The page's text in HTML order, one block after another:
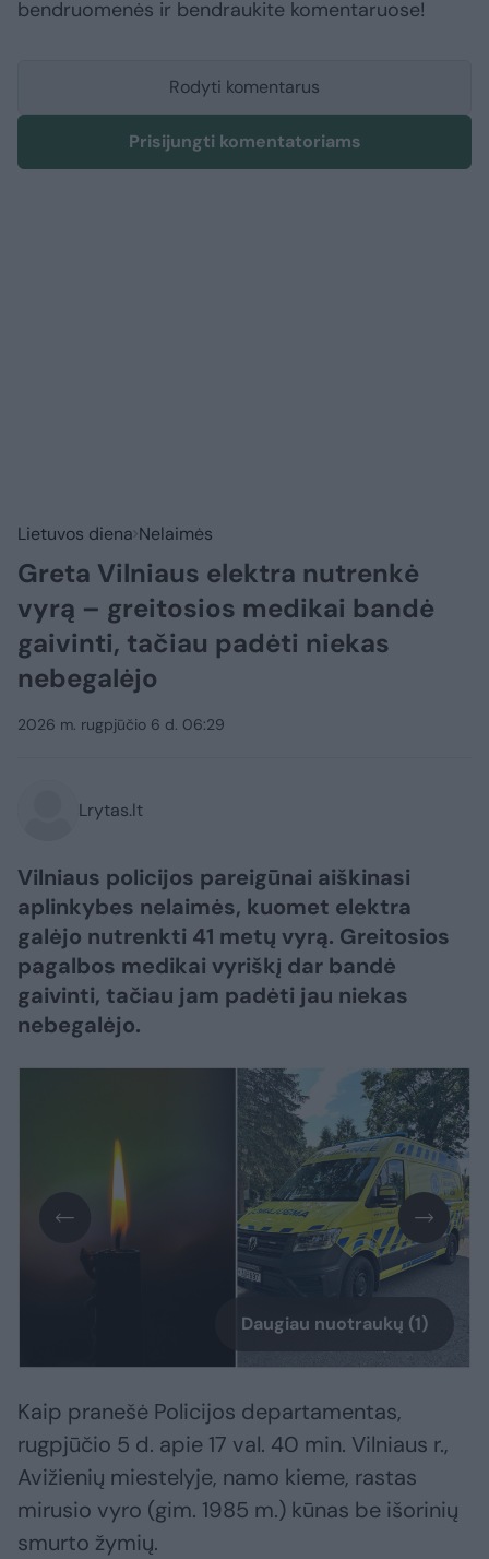
bendruomenės ir bendraukite komentaruose!
Rodyti komentarus
Prisijungti komentatoriams
Lietuvos diena Nelaimės
Greta Vilniaus elektra nutrenkė
vyrą – greitosios medikai bandė
gaivinti, tačiau padėti niekas
nebegalėjo
2026 m. rugpjūčio 6 d. 06:29
Lrytas.lt
Vilniaus policijos pareigūnai aiškinasi
aplinkybes nelaimės, kuomet elektra
galėjo nutrenkti 41 metų vyrą. Greitosios
pagalbos medikai vyriškį dar bandė
gaivinti, tačiau jam padėti jau niekas
nebegalėjo.
Daugiau nuotraukų (1)
Kaip pranešė Policijos departamentas,
rugpjūčio 5 d. apie 17 val. 40 min. Vilniaus r.,
Avižienių miestelyje, namo kieme, rastas
mirusio vyro (gim. 1985 m.) kūnas be išorinių
smurto žymių.